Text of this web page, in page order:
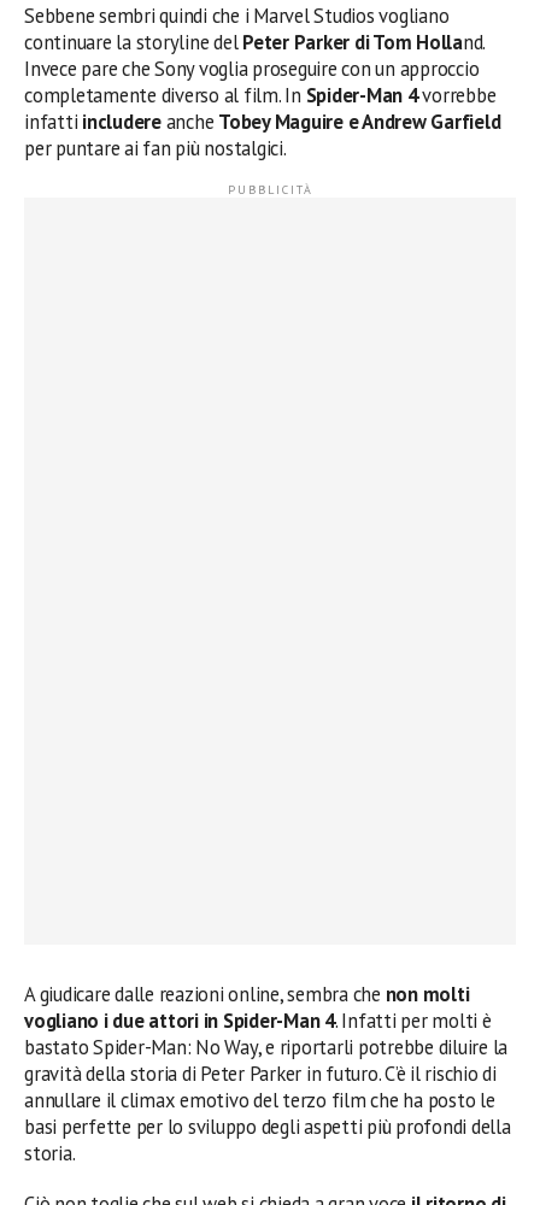
Sebbene sembri quindi che i Marvel Studios vogliano
continuare la storyline delPeter Parker di Tom Holland.
Invece pare che Sony voglia proseguire con un approccio
completamente diverso al film. In Spider-Man 4vorrebbe
infatti includereanche Tobey Maguire e Andrew Garfield
per puntare ai fan più nostalgici.
A giudicare dalle reazioni online, sembra che non molti
vogliano i due attori in Spider-Man 4. Infatti per molti è
bastato Spider-Man: No Way, e riportarli potrebbe diluire la
gravità della storia di Peter Parker in futuro. C’è il rischio di
annullare il climax emotivo del terzo film che ha posto le
basi perfette per lo sviluppo degli aspetti più profondi della
storia.